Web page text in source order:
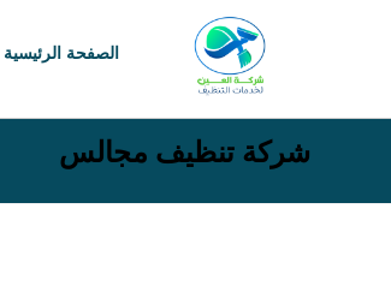
الصفحة الرئيسية
شركة تنظيف مجالس